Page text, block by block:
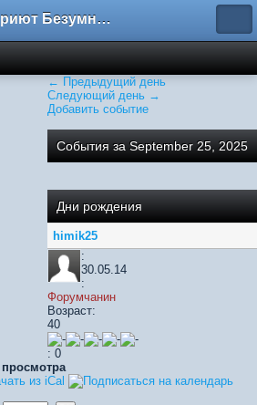
Приют Безумных
← Предыдущий день
Следующий день →
Добавить событие
События за September 25, 2025
Дни рождения
himik25
:
30.05.14
:
Форумчанин
Возраст:
40
: 0